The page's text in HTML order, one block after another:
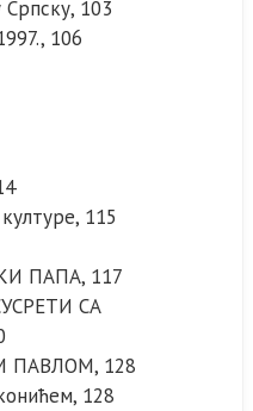
103
106
115
ПАПА, 117
СА
ПАВЛОМ, 128
128